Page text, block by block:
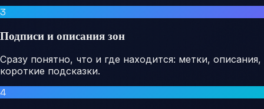
3
Подписи и описания зон
Сразу понятно, что и где находится: метки, описания,
короткие подсказки.
4